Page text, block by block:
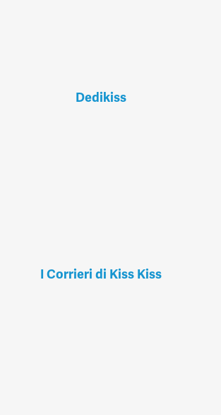
Dedikiss
I Corrieri di Kiss Kiss